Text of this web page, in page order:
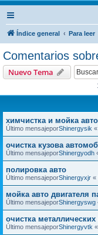
Índice general Para leer
Comentarios
Nuevo Tema
химчистка и мойка
Último mensajeporShinergysik «
очистка кузова
Último mensajeporShinergyodh
полировка авто
Último mensajeporShinergyxjr «
мойка авто двигателя
Último mensajeporShinergyswg
очистка
Último mensajeporShinergyvtk «